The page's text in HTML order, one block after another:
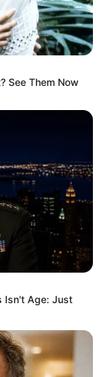
See Them Now
Isn't Age: Just